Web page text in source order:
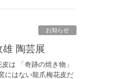
お知らせ
雄 陶芸展
は 「奇跡の焼き物」
にはない龍爪梅花皮だ